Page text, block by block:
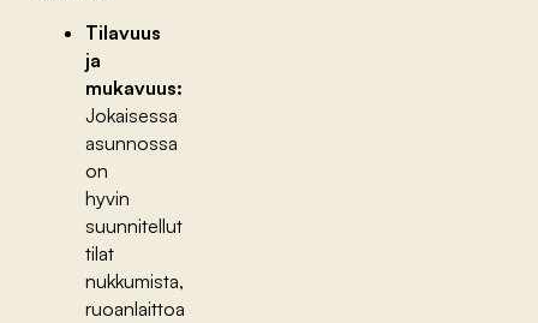
Tilavuus
ja
mukavuus:
Jokaisessa
asunnossa
on
hyvin
suunnitellut
tilat
nukkumista,
ruoanlaittoa